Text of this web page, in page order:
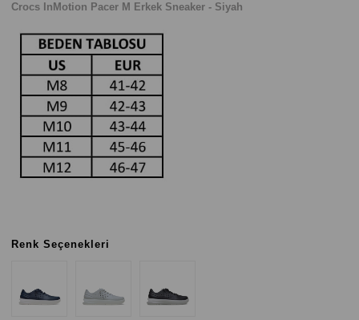
Crocs InMotion Pacer M Erkek Sneaker - Siyah
Renk Seçenekleri